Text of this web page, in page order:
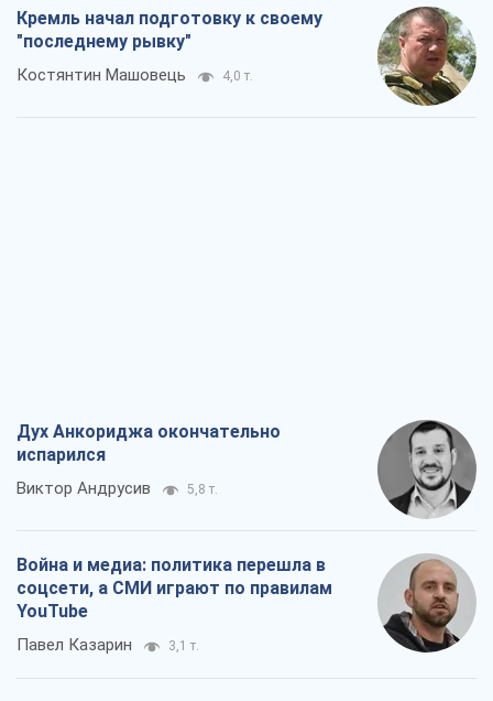
Кремль начал подготовку к своему
"последнему рывку"
Костянтин Машовець 4,0 т.
Дух Анкориджа окончательно
испарился
Виктор Андрусив 5,8 т.
Война и медиа: политика перешла в
соцсети, а СМИ играют по правилам
YouTube
Павел Казарин 3,1 т.